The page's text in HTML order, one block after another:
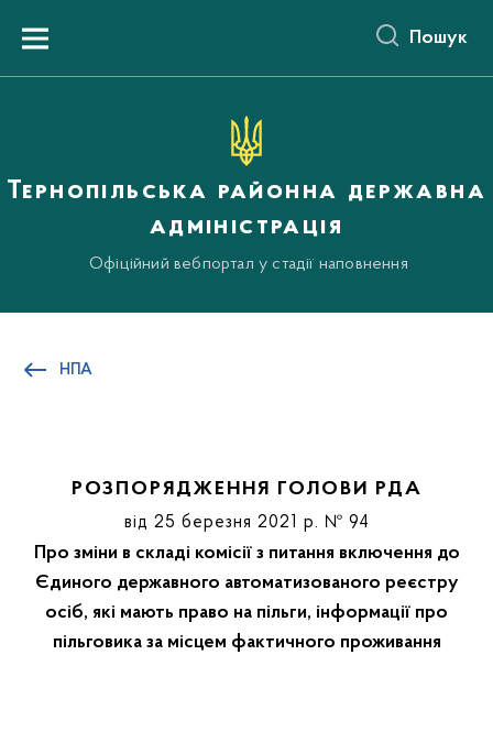
вмістуMenu Пошук
Тернопільська районна державна
адміністрація
Офіційний вебпортал у стадії наповнення
НПА
РОЗПОРЯДЖЕННЯ ГОЛОВИ РДА
від 25 березня 2021 р. № 94
Про зміни в складі комісії з питання включення до
Єдиного державного автоматизованого реєстру
осіб, які мають право на пільги, інформації про
пільговика за місцем фактичного проживання